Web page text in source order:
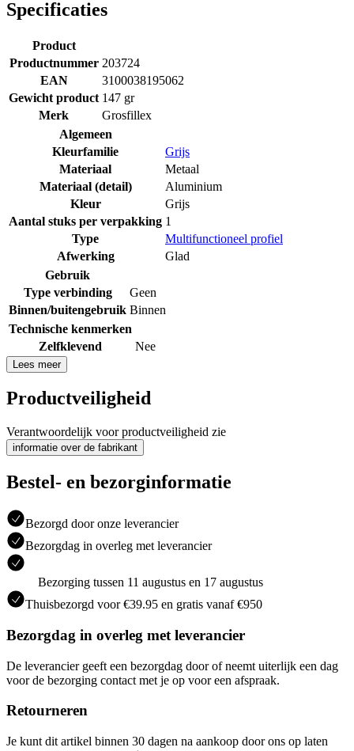
Specificaties
Product
Productnummer 203724
EAN
3100038195062
Gewicht product 147 gr
Merk
Grosfillex
Algemeen
Kleurfamilie
Grijs
Materiaal
Metaal
Materiaal (detail)
Aluminium
Kleur
Grijs
Aantal stuks per verpakking 1
Type
Multifunctioneel profiel
Afwerking
Glad
Gebruik
Type verbinding
Geen
Binnen/buitengebruik Binnen
Technische kenmerken
Zelfklevend
Nee
Lees meer
Productveiligheid
Verantwoordelijk voor productveiligheid zie
informatie over de fabrikant
Bestel- en bezorginformatie
Bezorgd door onze leverancier
Bezorgdag in overleg met leverancier
Bezorging tussen 11 augustus en 17 augustus
Thuisbezorgd voor €39.95 en gratis vanaf €950
Bezorgdag in overleg met leverancier
De leverancier geeft een bezorgdag door of neemt uiterlijk een dag
voor de bezorging contact met je op voor een afspraak.
Retourneren
Je kunt dit artikel binnen 30 dagen na aankoop door ons op laten